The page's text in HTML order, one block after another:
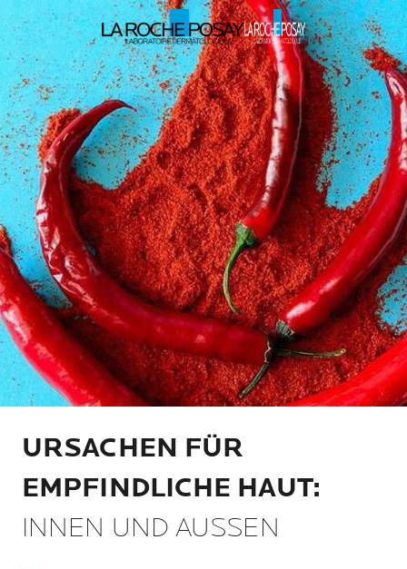
URSACHEN FÜR
EMPFINDLICHE HAUT:
INNEN UND AUSSEN